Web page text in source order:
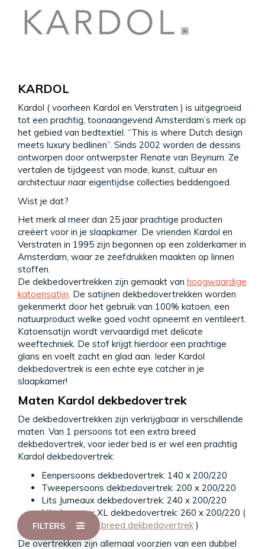
KARDOL
Kardol ( voorheen Kardol en Verstraten ) is uitgegroeid
tot een prachtig, toonaangevend Amsterdam’s merk op
het gebied van bedtextiel. “This is where Dutch design
meets luxury bedlinen”. Sinds 2002 worden de dessins
ontworpen door ontwerpster Renate van Beynum. Ze
vertalen de tijdgeest van mode, kunst, cultuur en
architectuur naar eigentijdse collecties beddengoed.
Wist je dat?
Het merk al meer dan 25 jaar prachtige producten
creëert voor in je slaapkamer. De vrienden Kardol en
Verstraten in 1995 zijn begonnen op een zolderkamer in
Amsterdam, waar ze zeefdrukken maakten op linnen
stoffen.
De dekbedovertrekken zijn gemaakt van hoogwaardige
katoensatijn. De satijnen dekbedovertrekken worden
gekenmerkt door het gebruik van 100% katoen, een
natuurproduct welke goed vocht opneemt en ventileert.
Katoensatijn wordt vervaardigd met delicate
weeftechniek. De stof krijgt hierdoor een prachtige
glans en voelt zacht en glad aan. Ieder Kardol
dekbedovertrek is een echte eye catcher in je
slaapkamer!
Maten Kardol dekbedovertrek
De dekbedovertrekken zijn verkrijgbaar in verschillende
maten. Van 1 persoons tot een extra breed
dekbedovertrek, voor ieder bed is er wel een prachtig
Kardol dekbedovertrek:
Eenpersoons dekbedovertrek: 140 x 200/220
Tweepersoons dekbedovertrek: 200 x 200/220
Lits Jumeaux dekbedovertrek: 240 x 200/220
Lits Jumeaux XL dekbedovertrek: 260 x 200/220 (
Ook welextra breed dekbedovertrek )
De overtrekken zijn allemaal voorzien van een dubbel
FILTERS